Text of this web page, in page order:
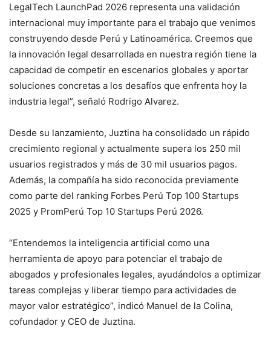
LegalTech LaunchPad 2026 representa una validación
internacional muy importante para el trabajo que venimos
construyendo desde Perú y Latinoamérica. Creemos que
la innovación legal desarrollada en nuestra región tiene la
capacidad de competir en escenarios globales y aportar
soluciones concretas a los desafíos que enfrenta hoy la
industria legal”, señaló Rodrigo Alvarez.
Desde su lanzamiento, Juztina ha consolidado un rápido
crecimiento regional y actualmente supera los 250 mil
usuarios registrados y más de 30 mil usuarios pagos.
Además, la compañía ha sido reconocida previamente
como parte del ranking Forbes Perú Top 100 Startups
2025 y PromPerú Top 10 Startups Perú 2026.
“Entendemos la inteligencia artificial como una
herramienta de apoyo para potenciar el trabajo de
abogados y profesionales legales, ayudándolos a optimizar
tareas complejas y liberar tiempo para actividades de
mayor valor estratégico”, indicó Manuel de la Colina,
cofundador y CEO de Juztina.